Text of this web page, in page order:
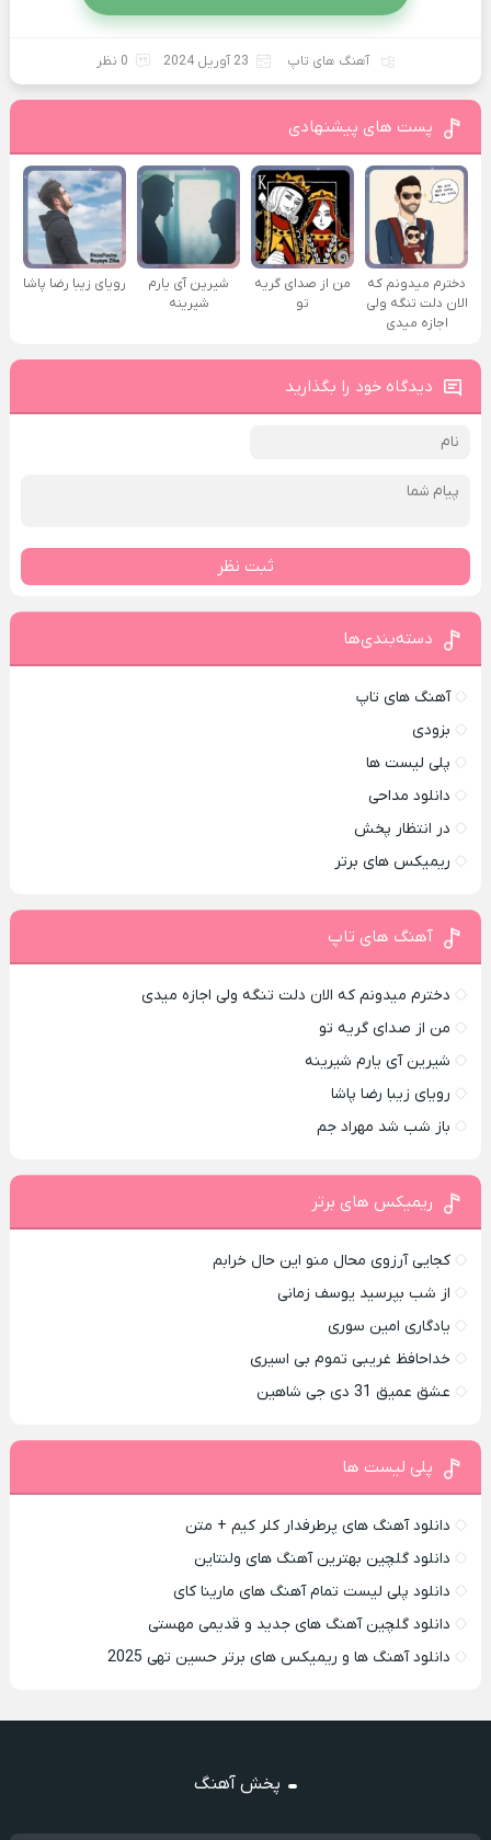
آهنگ های تاپ 23 آوریل 2024 0 نظر
پست های پیشنهادی
دخترم میدونم که
الان دلت تنگه ولی
اجازه میدی
من از صدای گريه
تو
شیرین آی یارم
شیرینه
رویای زیبا رضا پاشا
دیدگاه خود را بگذارید
ثبت نظر
دسته‌بندی‌ها
آهنگ های تاپ
بزودی
پلی لیست ها
دانلود مداحی
در انتظار پخش
ریمیکس های برتر
آهنگ های تاپ
دخترم میدونم که الان دلت تنگه ولی اجازه میدی
من از صدای گريه تو
شیرین آی یارم شیرینه
رویای زیبا رضا پاشا
باز شب شد مهراد جم
ریمیکس های برتر
کجایی آرزوی محال منو این حال خرابم
از شب بپرسید یوسف زمانی
یادگاری امین سوری
خداحافظ غریبی تموم بی اسیری
عشق عمیق 31 دی جی شاهین
پلی لیست ها
دانلود آهنگ های پرطرفدار کلر کیم + متن
دانلود گلچین بهترین آهنگ های ولنتاین
دانلود پلی لیست تمام آهنگ های مارینا کای
دانلود گلچین آهنگ های جدید و قدیمی مهستی
دانلود آهنگ ها و ریمیکس های برتر حسین تهی 2025
پخش آهنگ